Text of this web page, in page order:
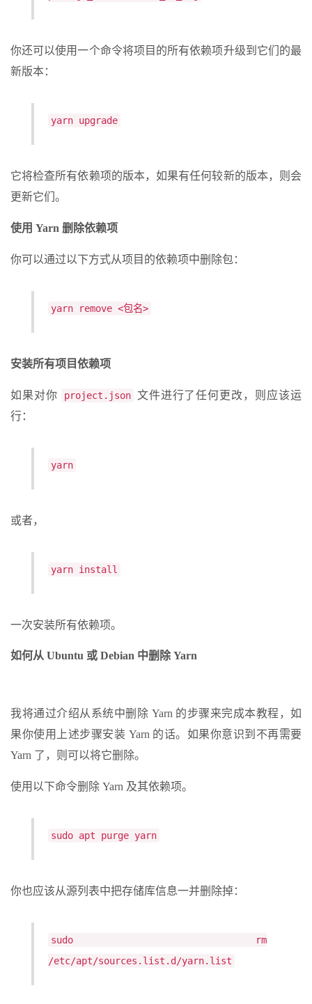
你还可以使用一个命令将项目的所有依赖项升级到它们的最
新版本：
yarn upgrade
它将检查所有依赖项的版本，如果有任何较新的版本，则会
更新它们。
使用 Yarn 删除依赖项
你可以通过以下方式从项目的依赖项中删除包：
yarn remove <包名>
安装所有项目依赖项
如果对你 project.json 文件进行了任何更改，则应该运
行：
yarn
或者，
yarn install
一次安装所有依赖项。
如何从 Ubuntu 或 Debian 中删除 Yarn
我将通过介绍从系统中删除 Yarn 的步骤来完成本教程，如
果你使用上述步骤安装 Yarn 的话。如果你意识到不再需要
Yarn 了，则可以将它删除。
使用以下命令删除 Yarn 及其依赖项。
sudo apt purge yarn
你也应该从源列表中把存储库信息一并删除掉：
sudo rm
/etc/apt/sources.list.d/yarn.list